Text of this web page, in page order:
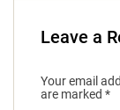
Leave a
Your email
are marked *